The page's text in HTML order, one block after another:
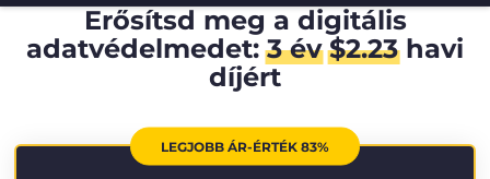
Erősítsd meg a digitális
adatvédelmedet:3 év $2.23havi
díjért
LEGJOBB ÁR-ÉRTÉK 83%